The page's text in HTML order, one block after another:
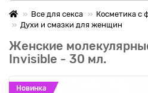
Все для секса
Косметика с
Духи и смазки для женщин
Женские
Invisible - 30 мл.
Новинка